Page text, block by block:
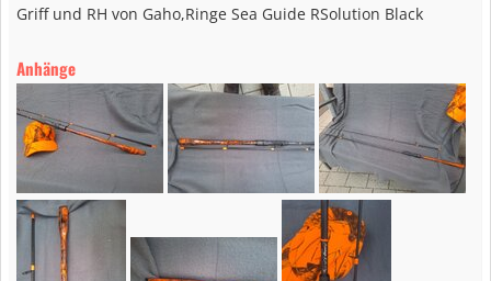
Griff und RH von Gaho,Ringe Sea Guide RSolution Black
Anhänge